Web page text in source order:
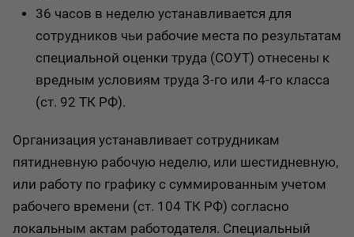
36 часов в неделю устанавливается для
сотрудников чьи рабочие места по результатам
специальной оценки труда (СОУТ) отнесены к
вредным условиям труда 3-го или 4-го класса
(ст. 92 ТК РФ).
Организация устанавливает сотрудникам
пятидневную рабочую неделю, или шестидневную,
или работу по графику с суммированным учетом
рабочего времени (ст. 104 ТК РФ) согласно
локальным актам работодателя. Специальный